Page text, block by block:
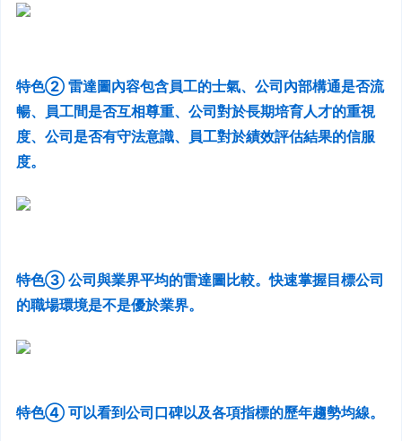
特色② 雷達圖內容包含員工的士氣、公司內部構通是否流
暢、員工間是否互相尊重、公司對於長期培育人才的重視
度、公司是否有守法意識、員工對於績效評估結果的信服
度。
特色③ 公司與業界平均的雷達圖比較。快速掌握目標公司
的職場環境是不是優於業界。
特色④ 可以看到公司口碑以及各項指標的歷年趨勢均線。